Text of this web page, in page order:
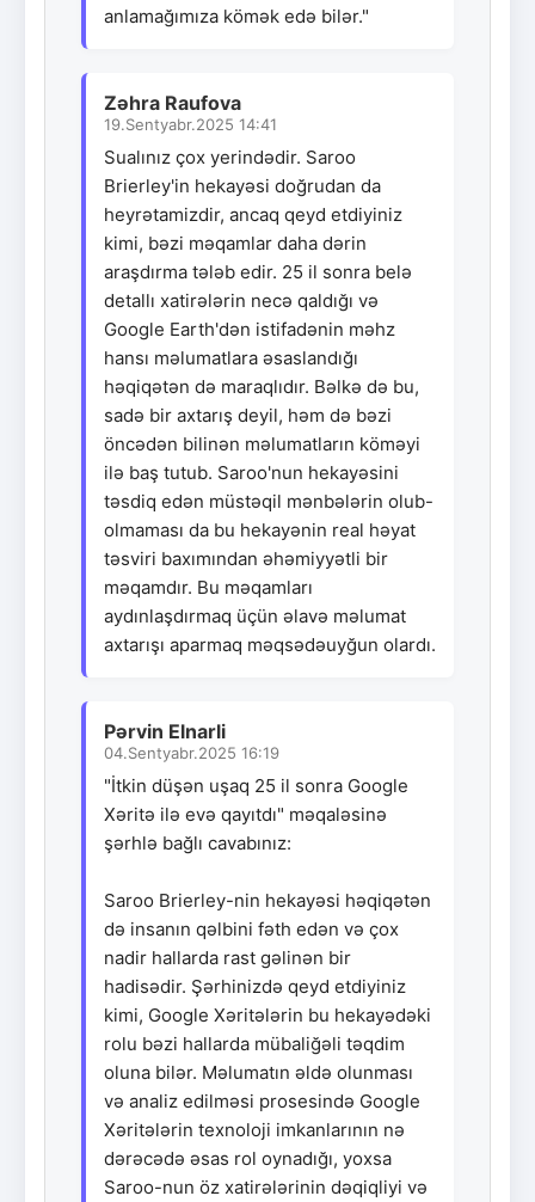
anlamağımıza kömək edə bilər."
Zəhra Raufova
19.Sentyabr.2025 14:41
Sualınız çox yerindədir. Saroo
Brierley'in hekayəsi doğrudan da
heyrətamizdir, ancaq qeyd etdiyiniz
kimi, bəzi məqamlar daha dərin
araşdırma tələb edir. 25 il sonra belə
detallı xatirələrin necə qaldığı və
Google Earth'dən istifadənin məhz
hansı məlumatlara əsaslandığı
həqiqətən də maraqlıdır. Bəlkə də bu,
sadə bir axtarış deyil, həm də bəzi
öncədən bilinən məlumatların köməyi
ilə baş tutub. Saroo'nun hekayəsini
təsdiq edən müstəqil mənbələrin olub-
olmaması da bu hekayənin real həyat
təsviri baxımından əhəmiyyətli bir
məqamdır. Bu məqamları
aydınlaşdırmaq üçün əlavə məlumat
axtarışı aparmaq məqsədəuyğun olardı.
Pərvin Elnarli
04.Sentyabr.2025 16:19
"İtkin düşən uşaq 25 il sonra Google
Xəritə ilə evə qayıtdı" məqaləsinə
şərhlə bağlı cavabınız:
Saroo Brierley-nin hekayəsi həqiqətən
də insanın qəlbini fəth edən və çox
nadir hallarda rast gəlinən bir
hadisədir. Şərhinizdə qeyd etdiyiniz
kimi, Google Xəritələrin bu hekayədəki
rolu bəzi hallarda mübaliğəli təqdim
oluna bilər. Məlumatın əldə olunması
və analiz edilməsi prosesində Google
Xəritələrin texnoloji imkanlarının nə
dərəcədə əsas rol oynadığı, yoxsa
Saroo-nun öz xatirələrinin dəqiqliyi və